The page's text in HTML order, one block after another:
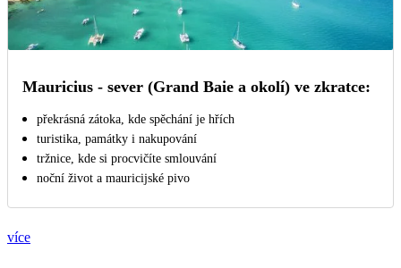
Mauricius - sever (Grand Baie a okolí) ve zkratce:
překrásná zátoka, kde spěchání je hřích
turistika, památky i nakupování
tržnice, kde si procvičíte smlouvání
noční život a mauricijské pivo
více